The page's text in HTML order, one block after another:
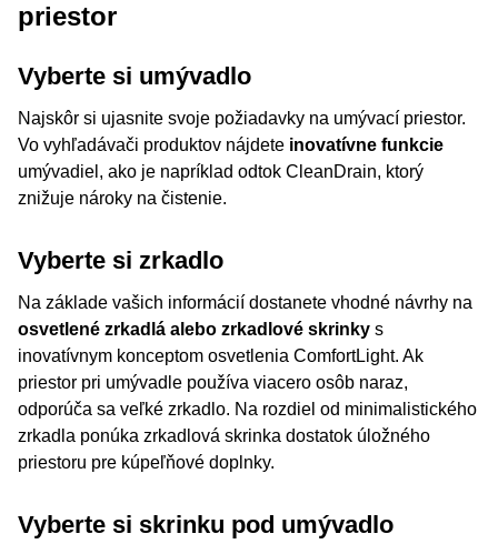
priestor
Vyberte si umývadlo
Najskôr si ujasnite svoje požiadavky na umývací priestor.
Vo vyhľadávači produktov nájdete inovatívne funkcie
umývadiel, ako je napríklad odtok CleanDrain, ktorý
znižuje nároky na čistenie.
Vyberte si zrkadlo
Na základe vašich informácií dostanete vhodné návrhy na
osvetlené zrkadlá alebo zrkadlové skrinky s
inovatívnym konceptom osvetlenia ComfortLight. Ak
priestor pri umývadle používa viacero osôb naraz,
odporúča sa veľké zrkadlo. Na rozdiel od minimalistického
zrkadla ponúka zrkadlová skrinka dostatok úložného
priestoru pre kúpeľňové doplnky.
Vyberte si skrinku pod umývadlo